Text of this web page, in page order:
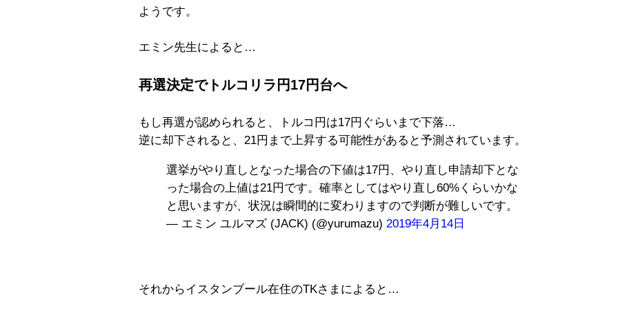
ようです。
エミン先生によると…
再選決定でトルコリラ円17円台へ
もし再選が認められると、トルコ円は17円ぐらいまで下落…
逆に却下されると、21円まで上昇する可能性があると予測されています。
選挙がやり直しとなった場合の下値は17円、やり直し申請却下とな
った場合の上値は21円です。確率としてはやり直し60%くらいかな
と思いますが、状況は瞬間的に変わりますので判断が難しいです。
— エミン ユルマズ (JACK) (@yurumazu) 2019年4月14日
それからイスタンブール在住のTKさまによると…